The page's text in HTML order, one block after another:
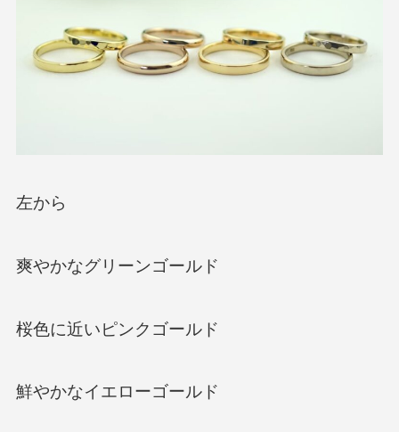
左から
爽やかなグリーンゴールド
桜色に近いピンクゴールド
鮮やかなイエローゴールド